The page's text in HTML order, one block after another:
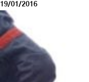
19/01/2016